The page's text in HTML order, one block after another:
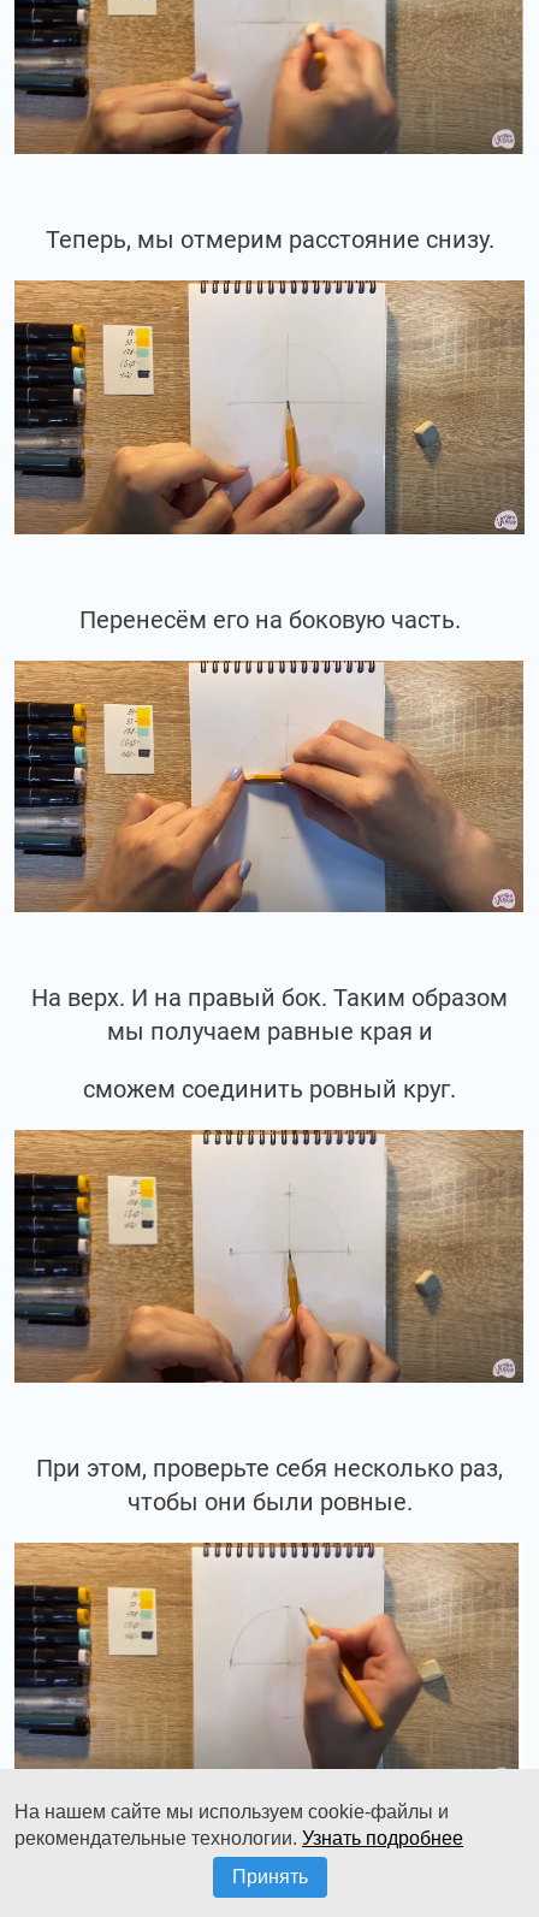
Теперь, мы отмерим расстояние снизу.
Перенесём его на боковую часть.
На верх. И на правый бок. Таким образом
мы получаем равные края и
сможем соединить ровный круг.
При этом, проверьте себя несколько раз,
чтобы они были ровные.
Проводим ровные дуги аккуратненько.
На нашем сайте мы используем cookie-файлы и
рекомендательные технологии. Узнать подробнее
Принять